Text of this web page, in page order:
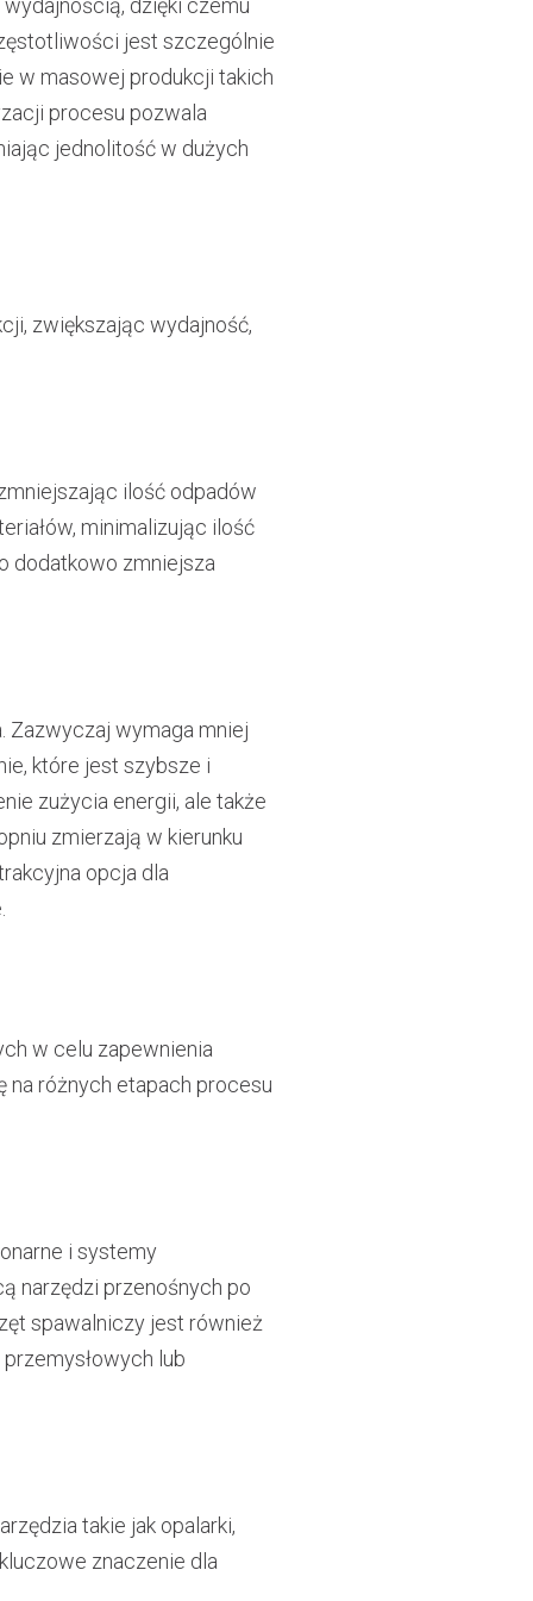
dzięki czemu
jest szczególnie
w masowej produkcji takich
procesu pozwala
jednolitość w dużych
zwiększając wydajność,
ilość odpadów
minimalizując ilość
dodatkowo zmniejsza
Zazwyczaj wymaga mniej
które jest szybsze i
zużycia energii, ale także
zmierzają w kierunku
opcja dla
w celu zapewnienia
różnych etapach procesu
i systemy
narzędzi przenośnych po
spawalniczy jest również
lub
takie jak opalarki,
znaczenie dla